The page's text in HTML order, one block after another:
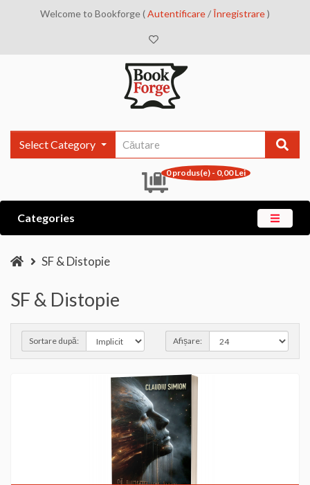
Welcome to Bookforge (Autentificare/Înregistrare)
Select Category
0 produs(e) - 0,00 Lei
Categories
SF & Distopie
SF & Distopie
Sortare după: Afișare: